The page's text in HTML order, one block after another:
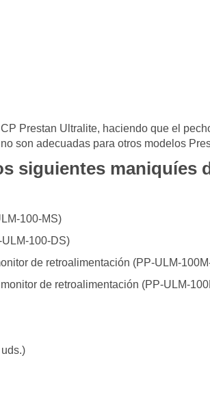
Prestan Ultralite, haciendo que el
son adecuadas para otros modelos
siguientes maniquíes
100-MS)
100-DS)
de retroalimentación (PP-ULM-
de retroalimentación (PP-ULM-